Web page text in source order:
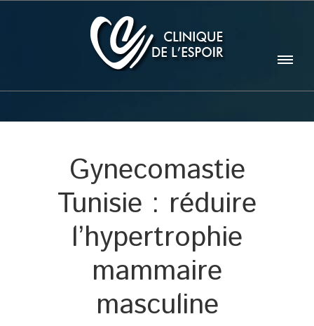
Gynecomastie
Tunisie : réduire
l’hypertrophie
mammaire
masculine